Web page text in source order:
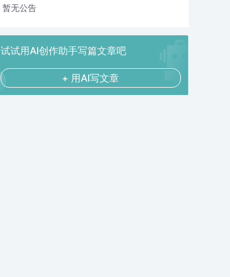
暂无公告
试试用AI创作助手写篇文章吧
+ 用AI写文章